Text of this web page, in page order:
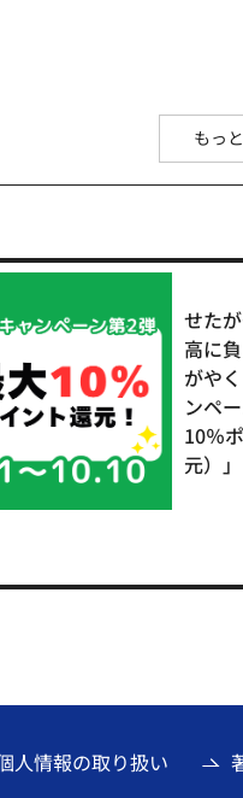
もっ
せた
高に
がや
ンペ
10％
元）」
人情報の取り扱い